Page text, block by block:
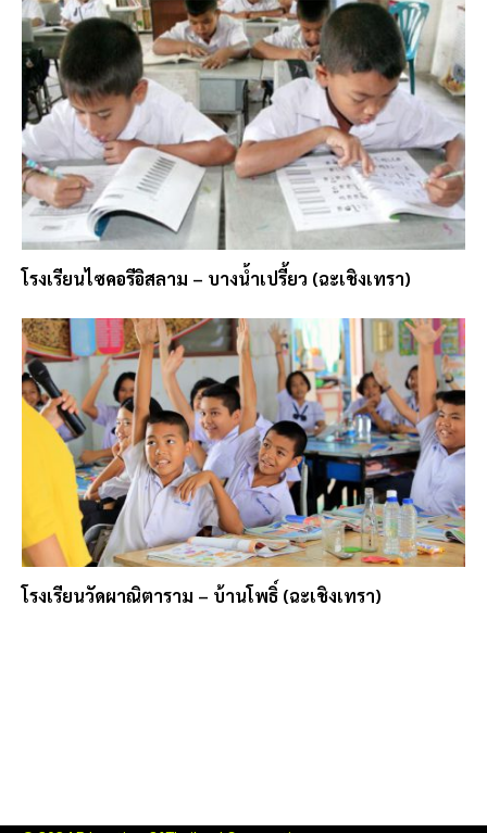
โรงเรียนไซคอรีอิสลาม – บางน้ำเปรี้ยว (ฉะเชิงเทรา)
โรงเรียนวัดผาณิตาราม – บ้านโพธิ์ (ฉะเชิงเทรา)